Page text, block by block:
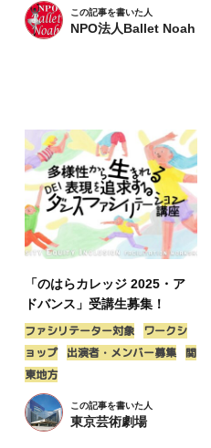
この記事を書いた人
NPO法人Ballet Noah
「のはらカレッジ 2025・ア
ドバンス」受講生募集！
ファシリテーター対象
ワークシ
ョップ
出演者・メンバー募集 関
東地方
この記事を書いた人
東京芸術劇場